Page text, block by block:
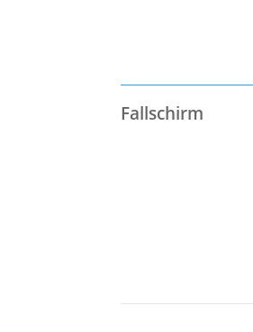
Fallschirm